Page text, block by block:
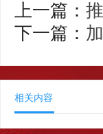
上一篇：
下一篇：
相关内容